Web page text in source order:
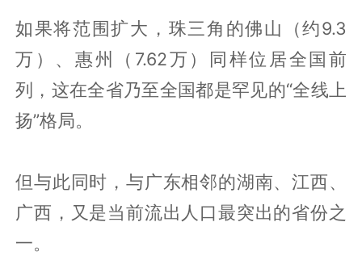
如果将范围扩大，珠三角的佛山（约9.3
万）、惠州（7.62万）同样位居全国前
列，这在全省乃至全国都是罕见的“全线上
扬”格局。
但与此同时，与广东相邻的湖南、江西、
广西，又是当前流出人口最突出的省份之
一。